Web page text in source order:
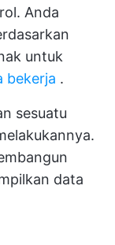
Anda
untuk
bekerja .
sesuatu
data